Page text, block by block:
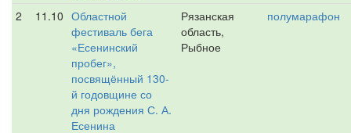
2 11.10 Областной
фестиваль бега
«Есенинский
пробег»,
посвящённый 130-
й годовщине со
дня рождения С. А.
Есенина
Рязанская
область,
Рыбное
полумарафон